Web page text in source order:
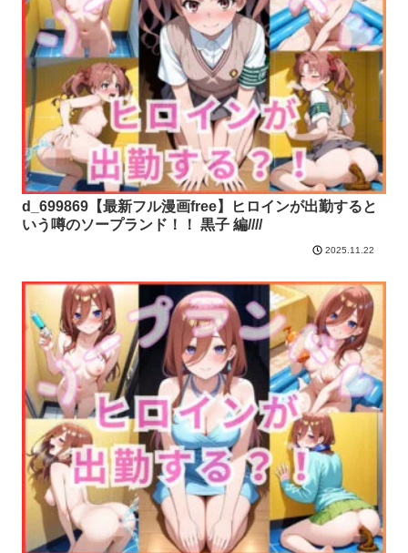
d_699869【最新フル漫画free】ヒロインが出勤すると
いう噂のソープランド！！ 黒子 編////
2025.11.22